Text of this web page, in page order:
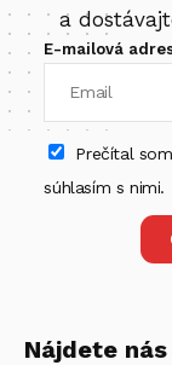
a
E-mailová
Prečítal
súhlasím s nimi.
Nájdete